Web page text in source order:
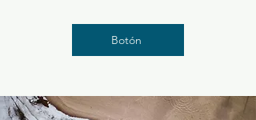
Botón